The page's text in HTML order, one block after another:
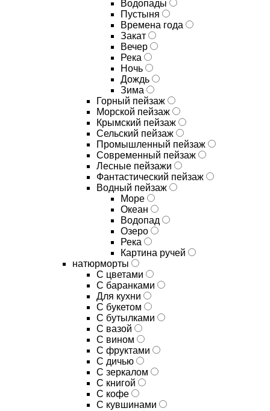
Водопады
Пустыня
Времена года
Закат
Вечер
Река
Ночь
Дождь
Зима
Горный пейзаж
Морской пейзаж
Крымский пейзаж
Сельский пейзаж
Промышленный пейзаж
Современный пейзаж
Лесные пейзажи
Фантастический пейзаж
Водный пейзаж
Море
Океан
Водопад
Озеро
Река
Картина ручей
натюрморты
С цветами
С баранками
Для кухни
C букетом
C бутылками
C вазой
C вином
C фруктами
C дичью
C зеркалом
C книгой
C кофе
C кувшинами